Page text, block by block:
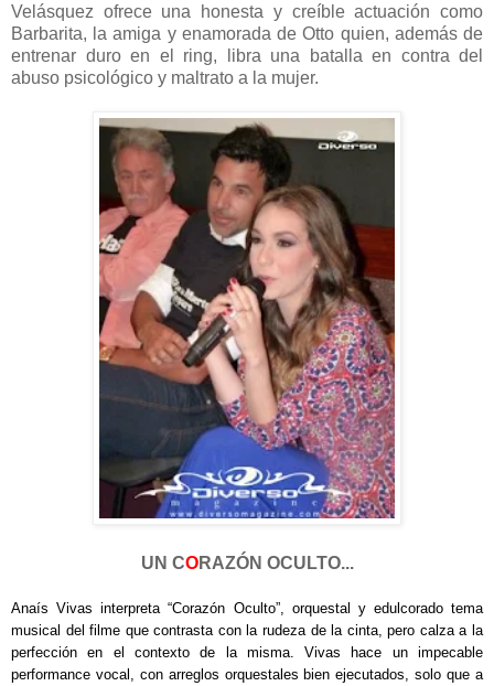
Velásquez ofrece una honesta y creíble actuación como
Barbarita, la amiga y enamorada de Otto quien, además de
entrenar duro en el ring, libra una batalla en contra del
abuso psicológico y maltrato a la mujer.
UN CORAZÓN OCULTO...
Anaís Vivas interpreta “Corazón Oculto”, orquestal y edulcorado tema
musical del filme que contrasta con la rudeza de la cinta, pero calza a la
perfección en el contexto de la misma. Vivas hace un impecable
performance vocal, con arreglos orquestales bien ejecutados, solo que a